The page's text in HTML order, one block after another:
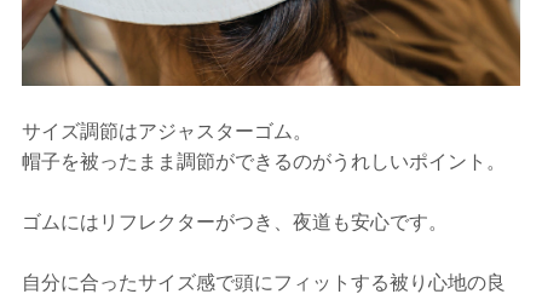
サイズ調節はアジャスターゴム。
帽子を被ったまま調節ができるのがうれしいポイント。
ゴムにはリフレクターがつき、夜道も安心です。
自分に合ったサイズ感で頭にフィットする被り心地の良